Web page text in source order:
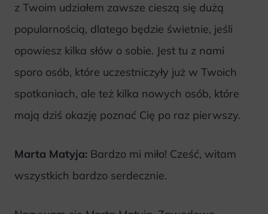
z Twoim udziałem zawsze cieszą się dużą
popularnością, dlatego będzie świetnie, jeśli
opowiesz kilka słów o sobie. Jest tu z nami
sporo osób, które uczestniczyły już w Twoich
spotkaniach, ale też kilka nowych osób, które
mają dziś okazję poznać Cię po raz pierwszy.
Marta Matyja: Bardzo mi miło! Cześć, witam
wszystkich bardzo serdecznie.